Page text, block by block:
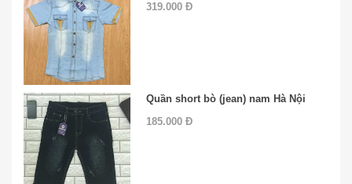
319.000 Đ
Quần short bò (jean) nam Hà Nội
185.000 Đ